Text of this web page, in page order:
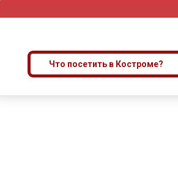
Что посетить в Костроме?